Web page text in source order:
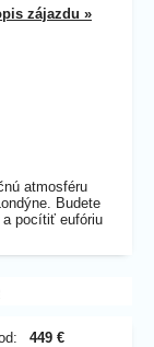
zájazdu »
atmosféru
Budete
pocítiť eufóriu
449 €